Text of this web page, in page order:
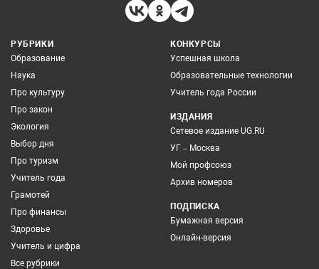
РУБРИКИ
Образование
Наука
Про культуру
Про закон
Экология
Выбор дня
Про туризм
Учитель года
Грамотей
Про финансы
Здоровье
Учитель и цифра
Все рубрики
КОНКУРСЫ
Успешная школа
Образовательные технологии
Учитель года России
ИЗДАНИЯ
Сетевое издание UG.RU
УГ – Москва
Мой профсоюз
Архив номеров
ПОДПИСКА
Бумажная версия
Онлайн-версия